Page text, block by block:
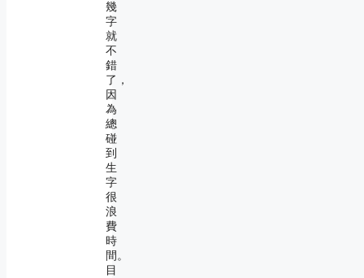
幾
字
就
不
錯
了，
因
為
總
碰
到
生
字
很
浪
費
時
間。
目